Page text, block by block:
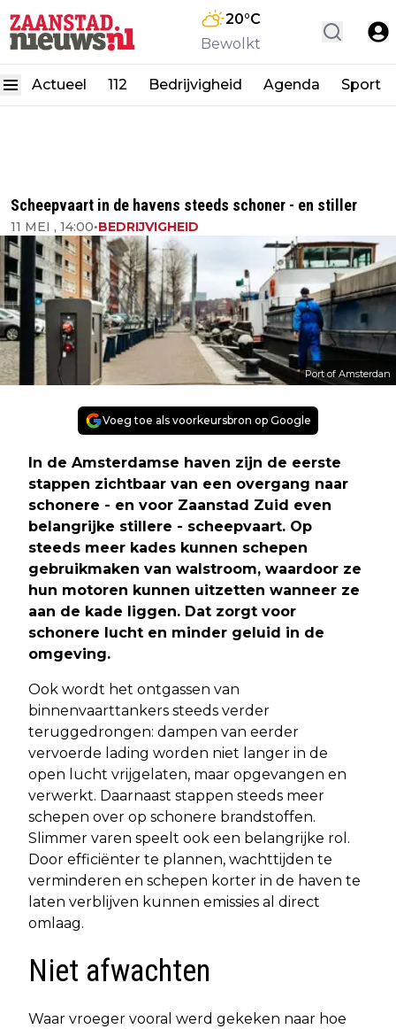
20°C
Bewolkt
Actueel 112 Bedrijvigheid Agenda Sport
Scheepvaart in de havens steeds schoner - en stiller
11 MEI , 14:00•BEDRIJVIGHEID
Port of Amsterdan
Voeg toe als voorkeursbron op Google
In de Amsterdamse haven zijn de eerste
stappen zichtbaar van een overgang naar
schonere - en voor Zaanstad Zuid even
belangrijke stillere - scheepvaart. Op
steeds meer kades kunnen schepen
gebruikmaken van walstroom, waardoor ze
hun motoren kunnen uitzetten wanneer ze
aan de kade liggen. Dat zorgt voor
schonere lucht en minder geluid in de
omgeving.
Ook wordt het ontgassen van
binnenvaarttankers steeds verder
teruggedrongen: dampen van eerder
vervoerde lading worden niet langer in de
open lucht vrijgelaten, maar opgevangen en
verwerkt. Daarnaast stappen steeds meer
schepen over op schonere brandstoffen.
Slimmer varen speelt ook een belangrijke rol.
Door efficiënter te plannen, wachttijden te
verminderen en schepen korter in de haven te
laten verblijven kunnen emissies al direct
omlaag.
Niet afwachten
Waar vroeger vooral werd gekeken naar hoe